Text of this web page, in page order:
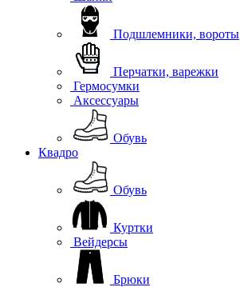
Подшлемники, вороты
Перчатки, варежки
Гермосумки
Аксессуары
Обувь
Квадро
Обувь
Куртки
Вейдерсы
Брюки